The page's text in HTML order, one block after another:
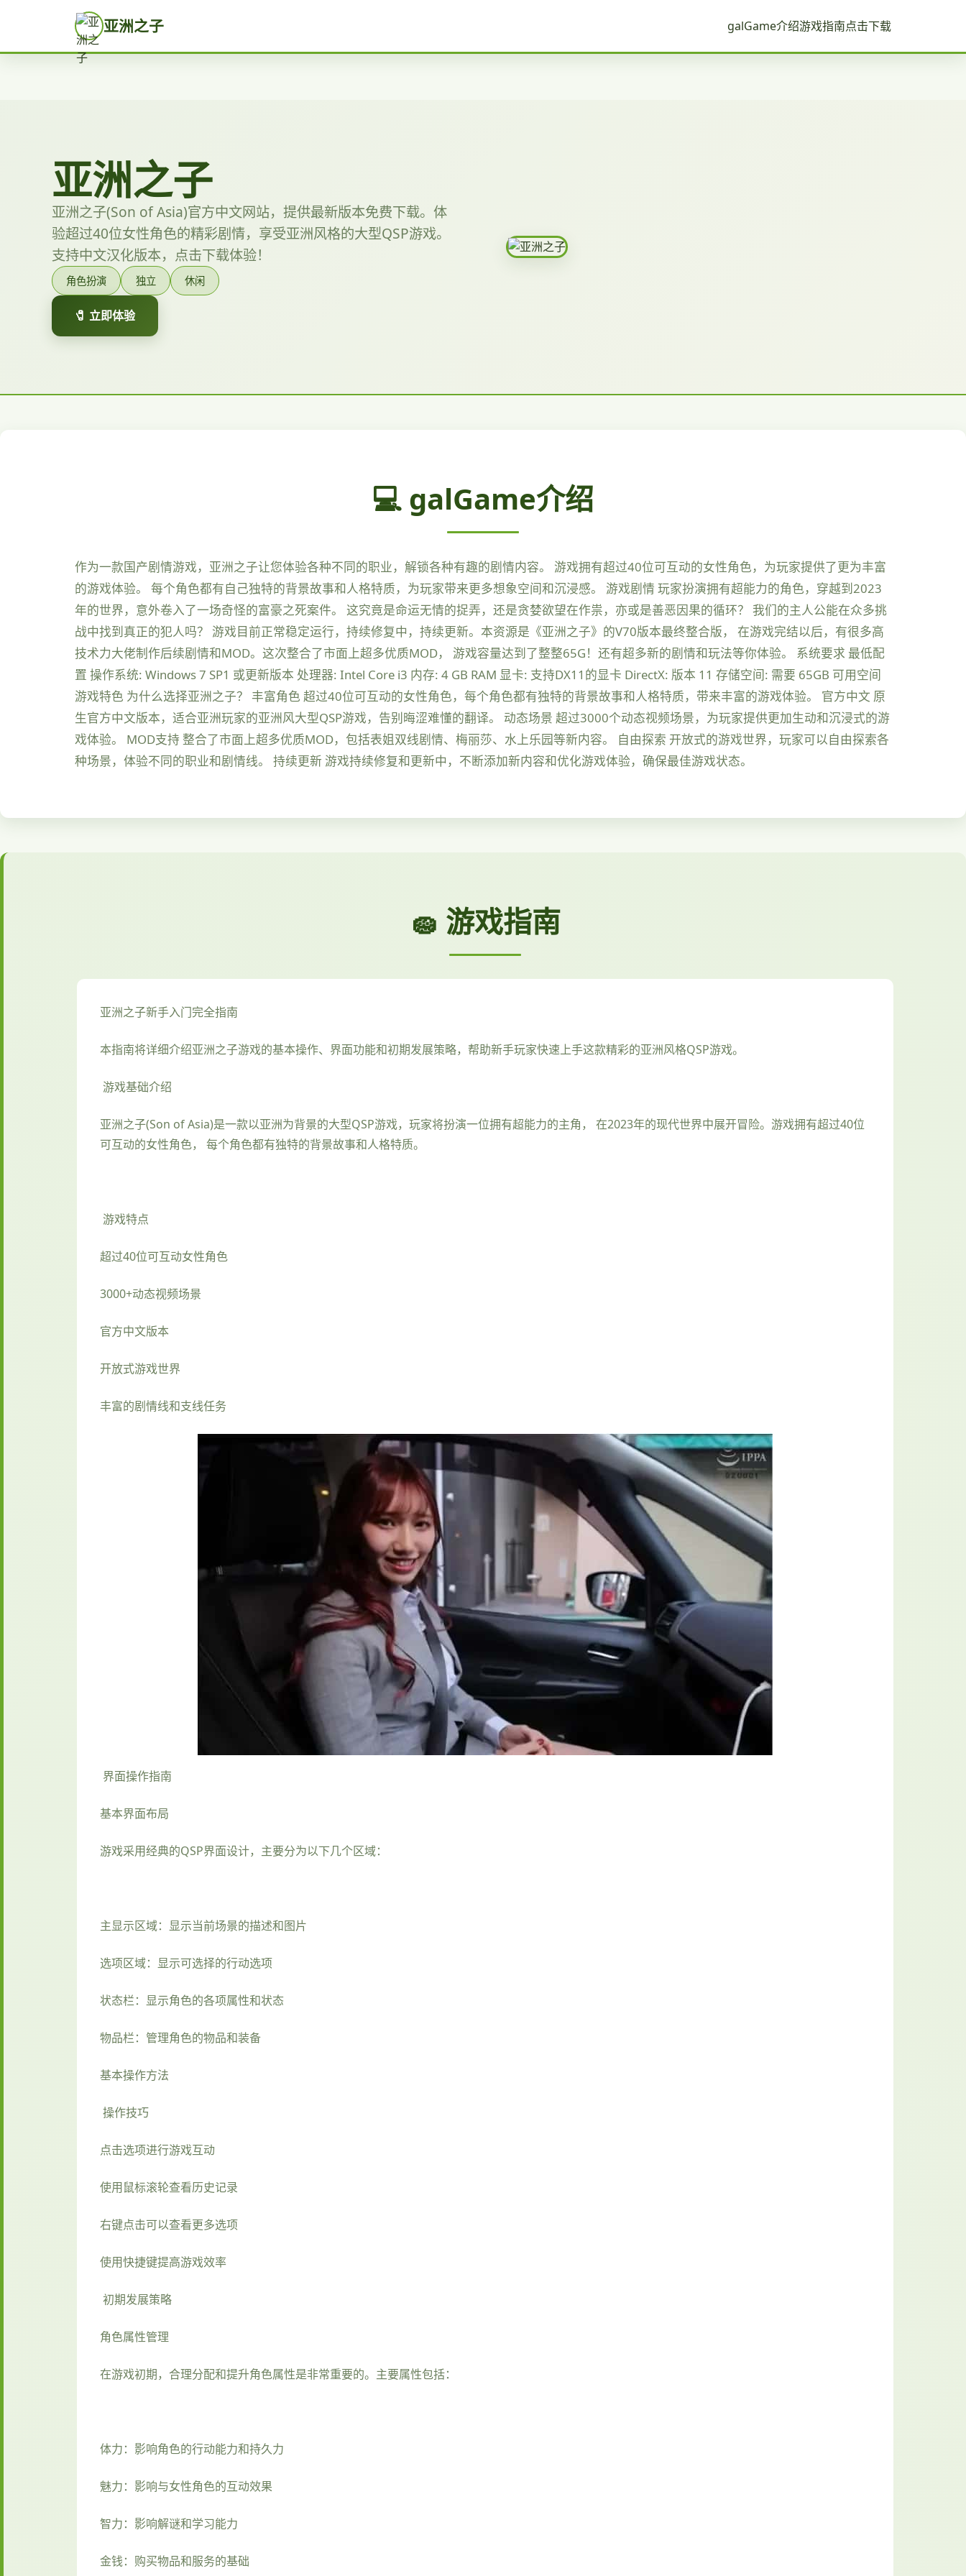
亚洲之子 galGame介绍游戏指南点击下载
亚洲之子
亚洲之子(Son of Asia)官方中文网站，提供最新版本免费下载。体
验超过40位女性角色的精彩剧情，享受亚洲风格的大型QSP游戏。
支持中文汉化版本，点击下载体验！
角色扮演 独立 休闲
🧷 立即体验
💻 galGame介绍
作为一款国产剧情游戏，亚洲之子让您体验各种不同的职业，解锁各种有趣的剧情内容。 游戏拥有超过40位可互动的女性角色，为玩家提供了更为丰富
的游戏体验。 每个角色都有自己独特的背景故事和人格特质，为玩家带来更多想象空间和沉浸感。 游戏剧情 玩家扮演拥有超能力的角色，穿越到2023
年的世界，意外卷入了一场奇怪的富豪之死案件。 这究竟是命运无情的捉弄，还是贪婪欲望在作祟，亦或是善恶因果的循环？ 我们的主人公能在众多挑
战中找到真正的犯人吗？ 游戏目前正常稳定运行，持续修复中，持续更新。本资源是《亚洲之子》的V70版本最终整合版， 在游戏完结以后，有很多高
技术力大佬制作后续剧情和MOD。这次整合了市面上超多优质MOD， 游戏容量达到了整整65G！还有超多新的剧情和玩法等你体验。 系统要求 最低配
置 操作系统: Windows 7 SP1 或更新版本 处理器: Intel Core i3 内存: 4 GB RAM 显卡: 支持DX11的显卡 DirectX: 版本 11 存储空间: 需要 65GB 可用空间
游戏特色 为什么选择亚洲之子？ 丰富角色 超过40位可互动的女性角色，每个角色都有独特的背景故事和人格特质，带来丰富的游戏体验。 官方中文 原
生官方中文版本，适合亚洲玩家的亚洲风大型QSP游戏，告别晦涩难懂的翻译。 动态场景 超过3000个动态视频场景，为玩家提供更加生动和沉浸式的游
戏体验。 MOD支持 整合了市面上超多优质MOD，包括表姐双线剧情、梅丽莎、水上乐园等新内容。 自由探索 开放式的游戏世界，玩家可以自由探索各
种场景，体验不同的职业和剧情线。 持续更新 游戏持续修复和更新中，不断添加新内容和优化游戏体验，确保最佳游戏状态。
🧽 游戏指南
亚洲之子新手入门完全指南
本指南将详细介绍亚洲之子游戏的基本操作、界面功能和初期发展策略，帮助新手玩家快速上手这款精彩的亚洲风格QSP游戏。
游戏基础介绍
亚洲之子(Son of Asia)是一款以亚洲为背景的大型QSP游戏，玩家将扮演一位拥有超能力的主角， 在2023年的现代世界中展开冒险。游戏拥有超过40位
可互动的女性角色， 每个角色都有独特的背景故事和人格特质。
游戏特点
超过40位可互动女性角色
3000+动态视频场景
官方中文版本
开放式游戏世界
丰富的剧情线和支线任务
界面操作指南
基本界面布局
游戏采用经典的QSP界面设计，主要分为以下几个区域：
主显示区域：显示当前场景的描述和图片
选项区域：显示可选择的行动选项
状态栏：显示角色的各项属性和状态
物品栏：管理角色的物品和装备
基本操作方法
操作技巧
点击选项进行游戏互动
使用鼠标滚轮查看历史记录
右键点击可以查看更多选项
使用快捷键提高游戏效率
初期发展策略
角色属性管理
在游戏初期，合理分配和提升角色属性是非常重要的。主要属性包括：
体力：影响角色的行动能力和持久力
魅力：影响与女性角色的互动效果
智力：影响解谜和学习能力
金钱：购买物品和服务的基础